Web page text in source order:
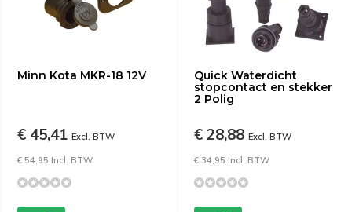
Minn Kota MKR-18 12V
€ 45,41 Excl. BTW
€ 54,95 Incl. BTW
Quick Waterdicht
stopcontact en stekker
2 Polig
€ 28,88 Excl. BTW
€ 34,95 Incl. BTW